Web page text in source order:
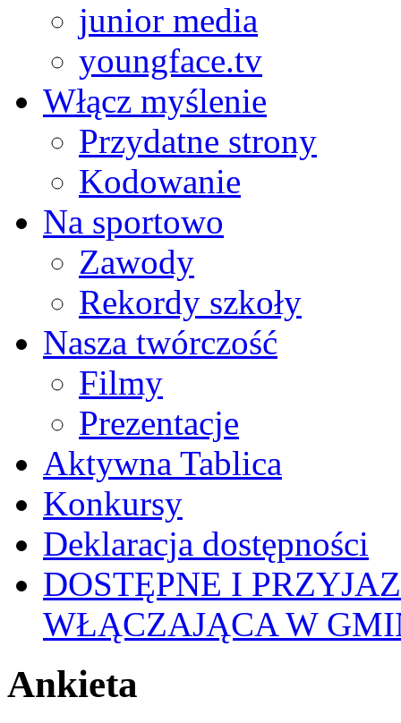
junior media
youngface.tv
Włącz myślenie
Przydatne strony
Kodowanie
Na sportowo
Zawody
Rekordy szkoły
Nasza twórczość
Filmy
Prezentacje
Aktywna Tablica
Konkursy
Deklaracja dostępności
DOSTĘPNE I
WŁĄCZAJĄCA W
Ankieta